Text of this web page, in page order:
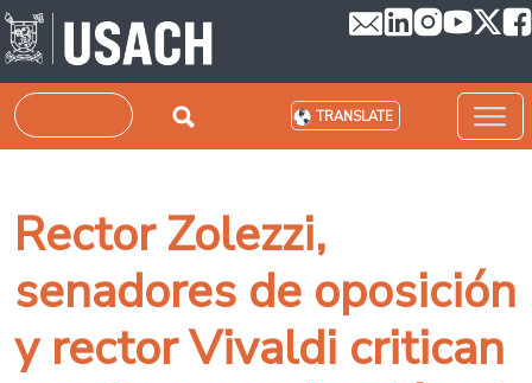
Skip to main content
Search TRANSLATE
Rector Zolezzi,
senadores de oposición
y rector Vivaldi critican